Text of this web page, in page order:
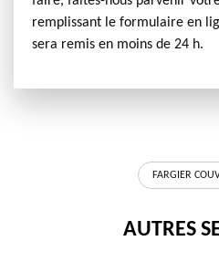
remplissant le formulaire en
sera remis en moins de 24 h.
FARGIER
AUTRES